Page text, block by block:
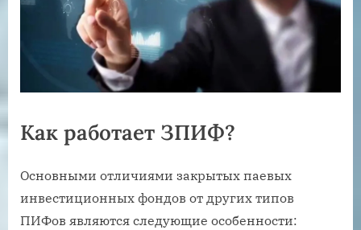
Как работает ЗПИФ?
Основными отличиями закрытых паевых
инвестиционных фондов от других типов
ПИФов являются следующие особенности: